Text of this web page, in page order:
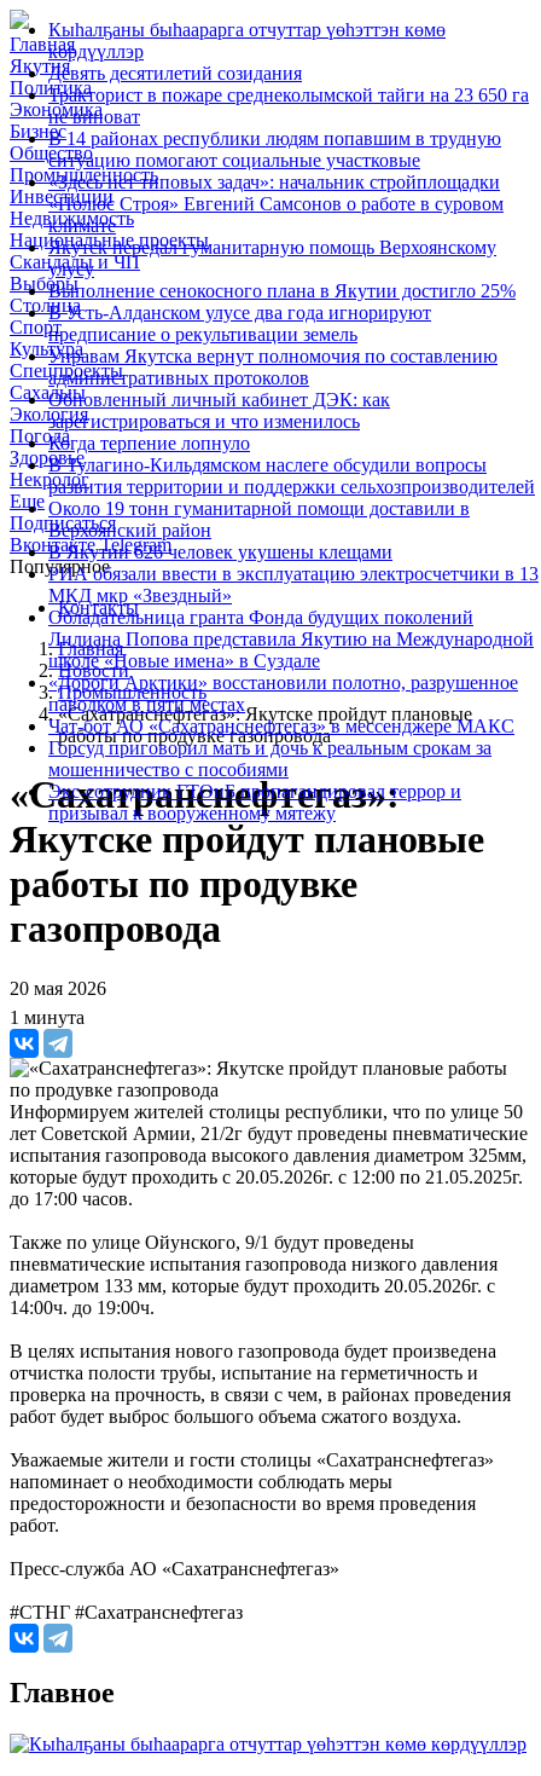
Главная
Якутия
Политика
Экономика
Бизнес
Общество
Промышленность
Инвестиции
Недвижимость
Национальные проекты
Скандалы и ЧП
Выборы
Столица
Спорт
Культура
Спецпроекты
Сахалыы
Экология
Погода
Здоровье
Некролог
Еще
Подписаться
ВконтактеTelegram
Популярное
Кыһалҕаны быһаарарга отчуттар үөһэттэн көмө
көрдүүллэр
Девять десятилетий созидания
Тракторист в пожаре среднеколымской тайги на 23 650 га
не виноват
В 14 районах республики людям попавшим в трудную
ситуацию помогают социальные участковые
«Здесь нет типовых задач»: начальник стройплощадки
«Полюс Строя» Евгений Самсонов о работе в суровом
климате
Якутск передал гуманитарную помощь Верхоянскому
улусу
Выполнение сенокосного плана в Якутии достигло 25%
В Усть-Алданском улусе два года игнорируют
предписание о рекультивации земель
Управам Якутска вернут полномочия по составлению
административных протоколов
Обновленный личный кабинет ДЭК: как
зарегистрироваться и что изменилось
Когда терпение лопнуло
В Тулагино-Кильдямском наслеге обсудили вопросы
развития территории и поддержки сельхозпроизводителей
Около 19 тонн гуманитарной помощи доставили в
Верхоянский район
В Якутии 626 человек укушены клещами
РИА обязали ввести в эксплуатацию электросчетчики в 13
МКД мкр «Звездный»
Обладательница гранта Фонда будущих поколений
Лилиана Попова представила Якутию на Международной
школе «Новые имена» в Суздале
«Дороги Арктики» восстановили полотно, разрушенное
паводком в пяти местах
Чат-бот АО «Сахатранснефтегаз» в мессенджере МАКС
Горсуд приговорил мать и дочь к реальным срокам за
мошенничество с пособиями
Экс-сотрудник ГТОиБ пропагандировал террор и
призывал к вооруженному мятежу
Контакты
Главная
Новости
Промышленность
«Сахатранснефтегаз»: Якутске пройдут плановые
работы по продувке газопровода
«Сахатранснефтегаз»:
Якутске пройдут плановые
работы по продувке
газопровода
20 мая 2026
1 минута
Информируем жителей столицы республики, что по улице 50
лет Советской Армии, 21/2г будут проведены пневматические
испытания газопровода высокого давления диаметром 325мм,
которые будут проходить с 20.05.2026г. с 12:00 по 21.05.2025г.
до 17:00 часов.
Также по улице Ойунского, 9/1 будут проведены
пневматические испытания газопровода низкого давления
диаметром 133 мм, которые будут проходить 20.05.2026г. с
14:00ч. до 19:00ч.
В целях испытания нового газопровода будет произведена
отчистка полости трубы, испытание на герметичность и
проверка на прочность, в связи с чем, в районах проведения
работ будет выброс большого объема сжатого воздуха.
Уважаемые жители и гости столицы «Сахатранснефтегаз»
напоминает о необходимости соблюдать меры
предосторожности и безопасности во время проведения
работ.
Пресс-служба АО «Сахатранснефтегаз»
#СТНГ #Сахатранснефтегаз
Главное